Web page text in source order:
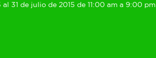
al 31 de julio de 2015 de 11:00 am a 9:00 pm